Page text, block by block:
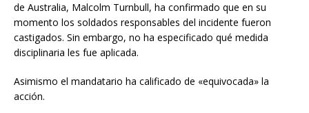
de Australia, Malcolm Turnbull, ha confirmado que en su
momento los soldados responsables del incidente fueron
castigados. Sin embargo, no ha especificado qué medida
disciplinaria les fue aplicada.
Asimismo el mandatario ha calificado de «equivocada» la
acción.